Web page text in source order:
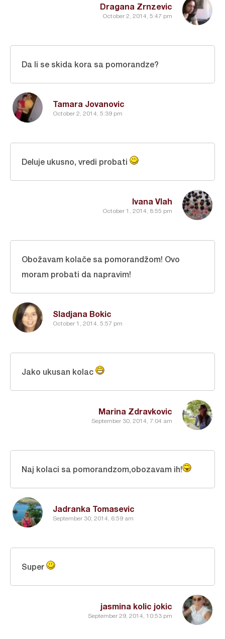
Dragana Zrnzevic
October 2, 2014, 5:47 pm
Tamara Jovanovic
October 2, 2014, 5:39 pm
Da li se skida kora sa pomorandze?
Ivana Vlah
October 1, 2014, 8:55 pm
Deluje ukusno, vredi probati
Sladjana Bokic
October 1, 2014, 5:57 pm
Obožavam kolače sa pomorandžom! Ovo
moram probati da napravim!
Marina Zdravkovic
September 30, 2014, 7:04 am
Jako ukusan kolac
Jadranka Tomasevic
September 30, 2014, 6:59 am
Naj kolaci sa pomorandzom,obozavam ih!
jasmina kolic jokic
September 29, 2014, 10:53 pm
Super